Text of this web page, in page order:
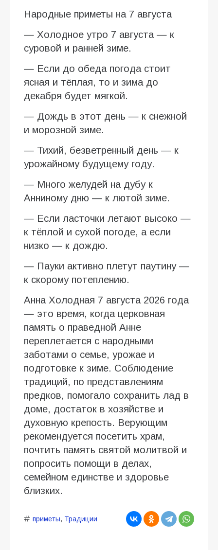
Народные приметы на 7 августа
— Холодное утро 7 августа — к
суровой и ранней зиме.
— Если до обеда погода стоит
ясная и тёплая, то и зима до
декабря будет мягкой.
— Дождь в этот день — к снежной
и морозной зиме.
— Тихий, безветренный день — к
урожайному будущему году.
— Много желудей на дубу к
Анниному дню — к лютой зиме.
— Если ласточки летают высоко —
к тёплой и сухой погоде, а если
низко — к дождю.
— Пауки активно плетут паутину —
к скорому потеплению.
Анна Холодная 7 августа 2026 года
— это время, когда церковная
память о праведной Анне
переплетается с народными
заботами о семье, урожае и
подготовке к зиме. Соблюдение
традиций, по представлениям
предков, помогало сохранить лад в
доме, достаток в хозяйстве и
духовную крепость. Верующим
рекомендуется посетить храм,
почтить память святой молитвой и
попросить помощи в делах,
семейном единстве и здоровье
близких.
приметы, Традиции